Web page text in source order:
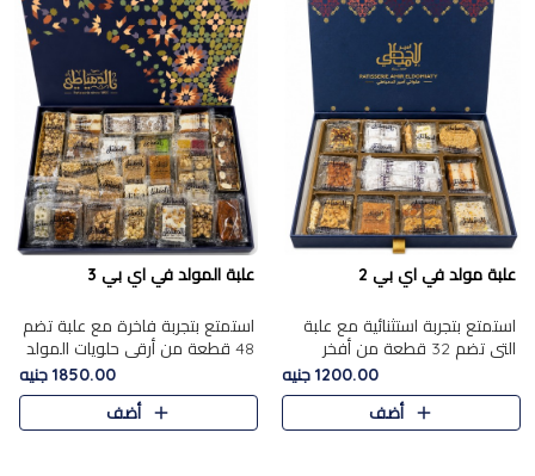
علبة مولد في اي بي 2
استمتع بتجربة استثنائية مع علبة
التي تضم 32 قطعة من أفخر
حلويات المولد الشرقية، في تشكيلة
تجمع بين الأصالة والاختيارات
الفاخرة. تحتوي العلبة..
1200.00 جنيه
أضف
علبة المولد في اي بي 3
استمتع بتجربة فاخرة مع علبة تضم
48 قطعة من أرقى حلويات المولد
الشرقية، في تشكيلة تجمع بين
الأصناف التقليدية الفاخرة والاختيارات
1850.00 جنيه
أضف